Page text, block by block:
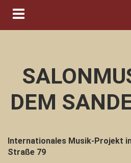
Navigation ein-/ausblenden
DEM
Internationales Musik-Projekt
Straße 79